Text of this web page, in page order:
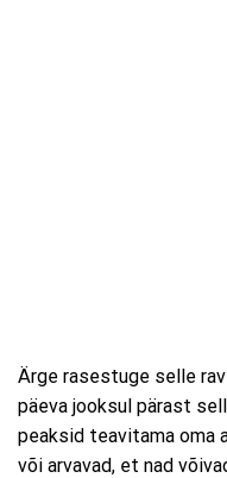
Ärge rasestuge selle
päeva jooksul pärast
peaksid teavitama oma
või arvavad, et nad